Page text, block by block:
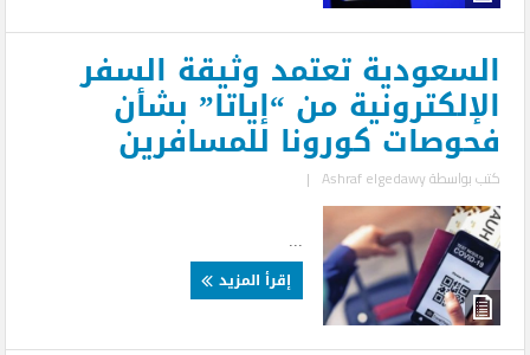
السعودية تعتمد وثيقة السفر
الإلكترونية من “إياتا” بشأن
فحوصات كورونا للمسافرين
كتب بواسطةAshraf elgedawy
|
إقرأ المزيد